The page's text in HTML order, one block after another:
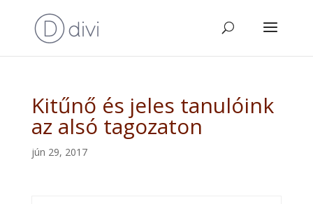
Kitűnő és jeles tanulóink
az alsó tagozaton
jún 29, 2017